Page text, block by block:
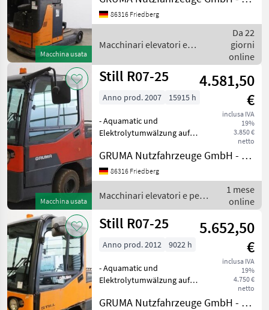
Still
Linde
Jungheinrich
Toyota
MAN
Yale
tutti 7
MODELLO
R07-
25
MARKETPLACE
Macchina usata
- Fahrzeug:
Einfachzusatzhydraulik -
Einfachzusatzhydraulik -
86316 Friedberg
Macchinari elevatori e
Da 22
giorni
online
Macchina usata
Still R07-25
4.581,50
€
inclusa IVA
19%
3.850 €
netto
Anno prod. 2007 15915 h
- Aquamatic und
Elektrolytumwälzung auf
REMA 320A - vertikaler
Batteriewechsel -
Spannungswandler -
Vollkabine - Bauhöhe durch
GRUMA Nutzfahrzeuge GmbH - Staplertechnik
86316 Friedberg
Macchinari elevatori e per
magazzino / Still
1 mese
online
Still R07-25
5.652,50
€
inclusa IVA
19%
4.750 €
netto
Anno prod. 2012 9022 h
- Aquamatic und
Elektrolytumwälzung auf
REMA 320A - vertikaler
GRUMA Nutzfahrzeuge GmbH - Staplertechnik